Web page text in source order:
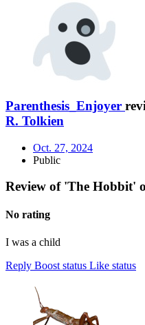
Parenthesis_Enjoyer
R. Tolkien
Oct. 27, 2024
Public
Review of 'The Hobbit'
No rating
I was a child
Reply Boost status Like status